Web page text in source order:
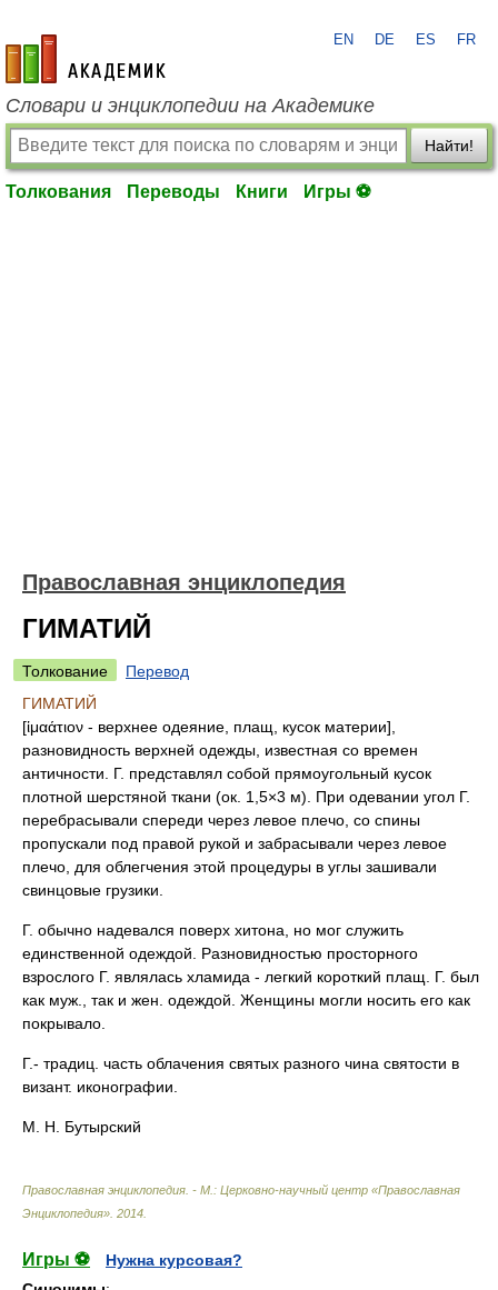
academic.ru
EN DE ES FR
Словари и энциклопедии на Академике
Найти!
Толкования Переводы Книги Игры ⚽
Православная энциклопедия
ГИМАТИЙ
Толкование
Перевод
ГИМАТИЙ
[ἱμαάτιον - верхнее одеяние, плащ, кусок материи],
разновидность верхней одежды, известная со времен
античности. Г. представлял собой прямоугольный кусок
плотной шерстяной ткани (ок. 1,5×3 м). При одевании угол Г.
перебрасывали спереди через левое плечо, со спины
пропускали под правой рукой и забрасывали через левое
плечо, для облегчения этой процедуры в углы зашивали
свинцовые грузики.
Г. обычно надевался поверх хитона, но мог служить
единственной одеждой. Разновидностью просторного
взрослого Г. являлась хламида - легкий короткий плащ. Г. был
как муж., так и жен. одеждой. Женщины могли носить его как
покрывало.
Г.- традиц. часть облачения святых разного чина святости в
визант. иконографии.
М. Н. Бутырский
Православная энциклопедия. - М.: Церковно-научный центр «Православная
Энциклопедия» 2014
Игры ⚽
Нужна курсовая?